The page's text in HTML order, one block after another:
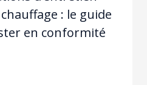
: le guide
en conformité